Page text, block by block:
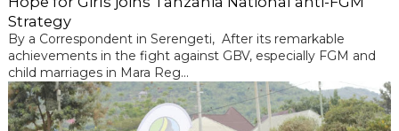
Strategy
By a Correspondent in Serengeti, After its remarkable
achievements in the fight against GBV, especially FGM and
child marriages in Mara Reg...